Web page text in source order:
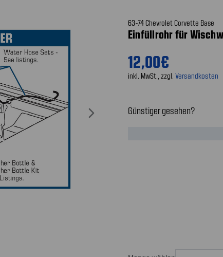
63-74 Chevrolet Corvette Base
Einfüllrohr für
12,00€
inkl. MwSt., zzgl. Versandkosten
Günstiger gesehen?